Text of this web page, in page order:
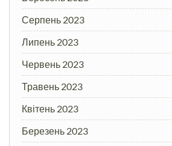
Серпень 2023
Липень 2023
Червень 2023
Травень 2023
Квітень 2023
Березень 2023